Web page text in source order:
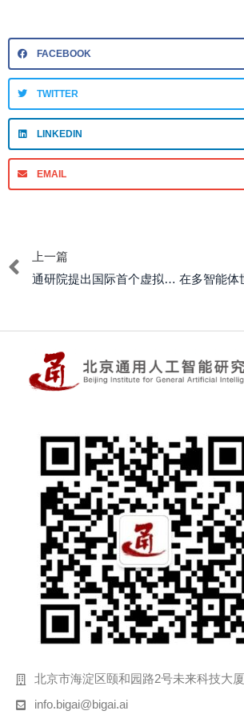
FACEBOOK
TWITTER
LINKEDIN
EMAIL
上一篇
通研院提出国际首个虚拟人与场景交互动作生成框架
北京市海淀区颐和园路2号未来科技大厦
info.bigai@bigai.ai